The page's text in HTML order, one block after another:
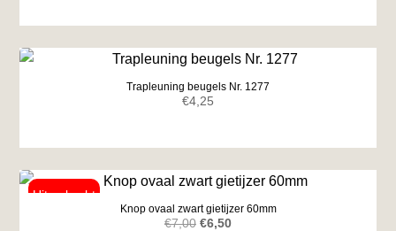
Trapleuning beugels Nr. 1277
€4,25
Knop ovaal zwart gietijzer 60mm
€7,00 Oorspronkelijke
€6,50Huidige